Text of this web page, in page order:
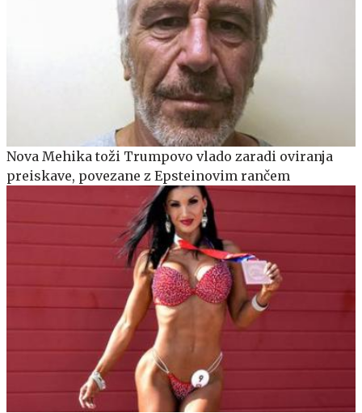
Nova Mehika toži Trumpovo vlado zaradi oviranja
preiskave, povezane z Epsteinovim rančem